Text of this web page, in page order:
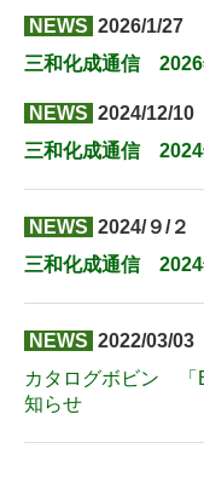
NEWS 2026/1/27
三和化成通信
NEWS 2024/12/10
三和化成通信
NEWS 2024/９/２
三和化成通信
NEWS 2022/03/03
カタログボビン 「
知らせ